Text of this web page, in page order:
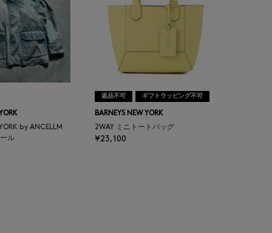
YORK by ANCELLM
ル
返品不可 ギフトラッピング不可
BARNEYS NEW YORK
2WAY ミニトートバッグ
¥23,100